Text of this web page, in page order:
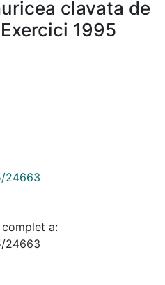
clavata de
1995
24663
a:
24663